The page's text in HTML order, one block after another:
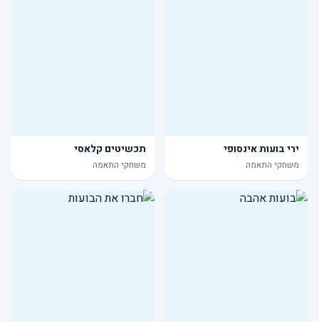
ירי בועות אינסופי
משחקי התאמה
תכשיטים קלאסי
משחקי התאמה